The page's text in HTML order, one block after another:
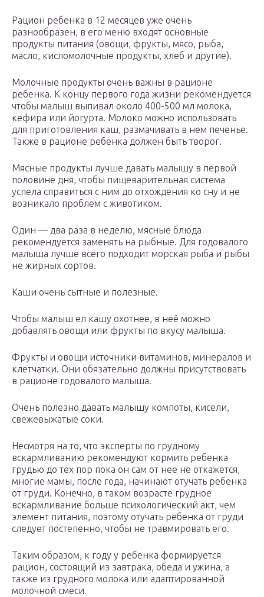
Рацион ребенка в 12 месяцев уже очень
разнообразен, в его меню входят основные
продукты питания (овощи, фрукты, мясо, рыба,
масло, кисломолочные продукты, хлеб и другие).
Молочные продукты очень важны в рационе
ребенка. К концу первого года жизни рекомендуется
чтобы малыш выпивал около 400-500 мл молока,
кефира или йогурта. Молоко можно использовать
для приготовления каш, размачивать в нем печенье.
Также в рационе ребенка должен быть творог.
Мясные продукты лучше давать малышу в первой
половине дня, чтобы пищеварительная система
успела справиться с ним до отхождения ко сну и не
возникало проблем с животиком.
Один — два раза в неделю, мясные блюда
рекомендуется заменять на рыбные. Для годовалого
малыша лучше всего подходит морская рыба и рыбы
не жирных сортов.
Каши очень сытные и полезные.
Чтобы малыш ел кашу охотнее, в неё можно
добавлять овощи или фрукты по вкусу малыша.
Фрукты и овощи источники витаминов, минералов и
клетчатки. Они обязательно должны присутствовать
в рационе годовалого малыша.
Очень полезно давать малышу компоты, кисели,
свежевыжатые соки.
Несмотря на то, что эксперты по грудному
вскармливанию рекомендуют кормить ребенка
грудью до тех пор пока он сам от нее не откажется,
многие мамы, после года, начинают отучать ребенка
от груди. Конечно, в таком возрасте грудное
вскармливание больше психологический акт, чем
элемент питания, поэтому отучать ребенка от груди
следует постепенно, чтобы не травмировать его.
Таким образом, к году у ребенка формируется
рацион, состоящий из завтрака, обеда и ужина, а
также из грудного молока или адаптированной
молочной смеси.